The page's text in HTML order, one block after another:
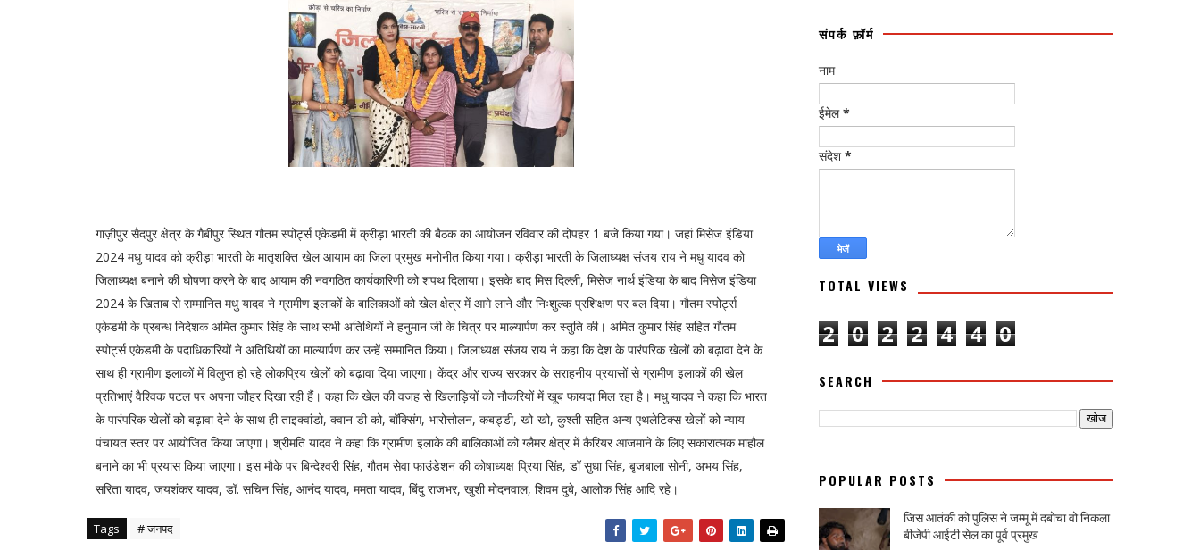
गाज़ीपुर सैदपुर क्षेत्र के गैबीपुर स्थित गौतम स्पोर्ट्स एकेडमी में क्रीड़ा भारती की बैठक का आयोजन रविवार की दोपहर 1 बजे किया गया। जहां मिसेज इंडिया
2024 मधु यादव को क्रीड़ा भारती के मातृशक्ति खेल आयाम का जिला प्रमुख मनोनीत किया गया। क्रीड़ा भारती के जिलाध्यक्ष संजय राय ने मधु यादव को
जिलाध्यक्ष बनाने की घोषणा करने के बाद आयाम की नवगठित कार्यकारिणी को शपथ दिलाया। इसके बाद मिस दिल्ली, मिसेज नार्थ इंडिया के बाद मिसेज इंडिया
2024 के खिताब से सम्मानित मधु यादव ने ग्रामीण इलाकों के बालिकाओं को खेल क्षेत्र में आगे लाने और निःशुल्क प्रशिक्षण पर बल दिया। गौतम स्पोर्ट्स
एकेडमी के प्रबन्ध निदेशक अमित कुमार सिंह के साथ सभी अतिथियों ने हनुमान जी के चित्र पर माल्यार्पण कर स्तुति की। अमित कुमार सिंह सहित गौतम
स्पोर्ट्स एकेडमी के पदाधिकारियों ने अतिथियों का माल्यार्पण कर उन्हें सम्मानित किया। जिलाध्यक्ष संजय राय ने कहा कि देश के पारंपरिक खेलों को बढ़ावा देने के
साथ ही ग्रामीण इलाकों में विलुप्त हो रहे लोकप्रिय खेलों को बढ़ावा दिया जाएगा। केंद्र और राज्य सरकार के सराहनीय प्रयासों से ग्रामीण इलाकों की खेल
प्रतिभाएं वैश्विक पटल पर अपना जौहर दिखा रही हैं। कहा कि खेल की वजह से खिलाड़ियों को नौकरियों में खूब फायदा मिल रहा है। मधु यादव ने कहा कि भारत
के पारंपरिक खेलों को बढ़ावा देने के साथ ही ताइक्वांडो, क्वान डी को, बॉक्सिंग, भारोत्तोलन, कबड्डी, खो-खो, कुश्ती सहित अन्य एथलेटिक्स खेलों को न्याय
पंचायत स्तर पर आयोजित किया जाएगा। श्रीमति यादव ने कहा कि ग्रामीण इलाके की बालिकाओं को ग्लैमर क्षेत्र में कैरियर आजमाने के लिए सकारात्मक माहौल
बनाने का भी प्रयास किया जाएगा। इस मौके पर बिन्देश्वरी सिंह, गौतम सेवा फाउंडेशन की कोषाध्यक्ष प्रिया सिंह, डॉ सुधा सिंह, बृजबाला सोनी, अभय सिंह,
सरिता यादव, जयशंकर यादव, डॉ. सचिन सिंह, आनंद यादव, ममता यादव, बिंदु राजभर, खुशी मोदनवाल, शिवम दुबे, आलोक सिंह आदि रहे।
Tags # जनपद
संपर्क फ़ॉर्म
नाम
ईमेल*
संदेश *
TOTAL VIEWS
2 0 2 2 4 4 0
SEARCH
POPULAR POSTS
जिस आतंकी को पुलिस ने जम्मू में दबोचा वो निकला
बीजेपी आईटी सेल का पूर्व प्रमुख